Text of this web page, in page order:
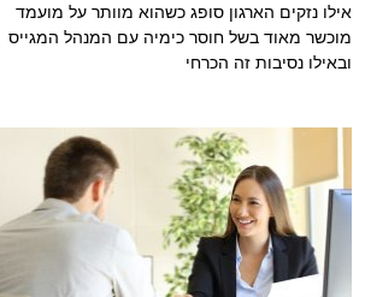
אילו נזקים הארגון סופג כשהוא מוותר על מועמד
מוכשר מאוד בשל חוסר כימיה עם המנהל המגייס
ובאילו נסיבות זה הכרחי